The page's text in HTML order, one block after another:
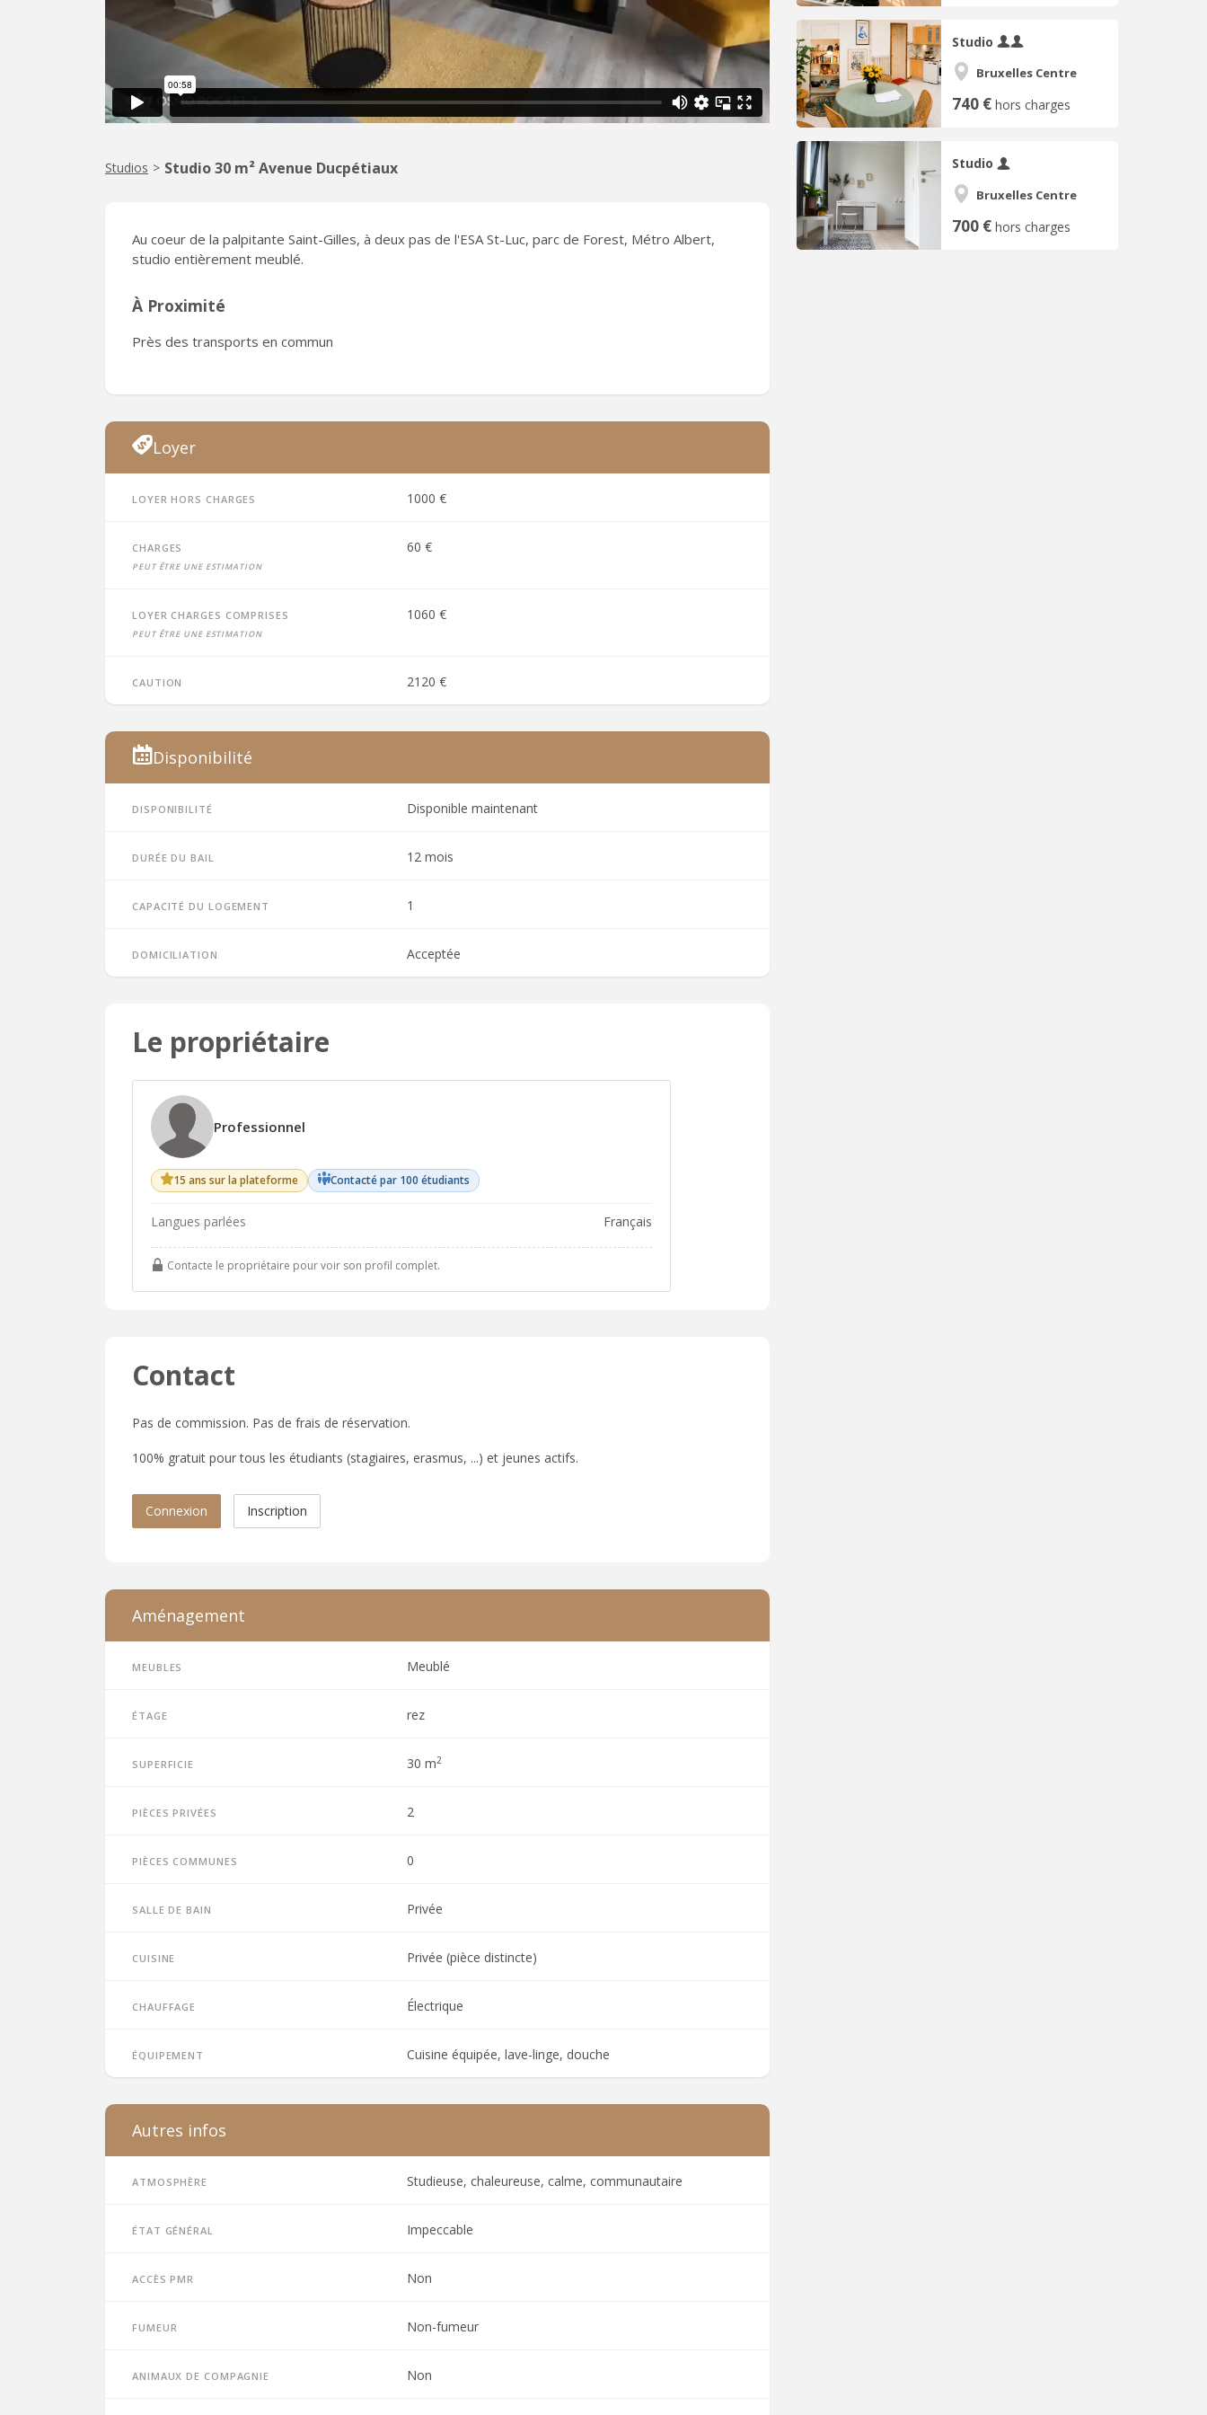
Studio
Bruxelles Centre
740 € hors charges
Studio
Bruxelles Centre
700 € hors charges
Studios > Studio 30 m² Avenue Ducpétiaux
Au coeur de la palpitante Saint-Gilles, à deux pas de l'ESA St-Luc, parc de Forest, Métro Albert,
studio entièrement meublé.
À Proximité
Près des transports en commun
Loyer
Loyer hors charges 1000 €
Charges
peut être une estimation
60 €
Loyer charges comprises
peut être une estimation
1060 €
Caution 2120 €
Disponibilité
Disponibilité Disponible maintenant
Durée du bail 12 mois
Capacité du logement 1
Domiciliation Acceptée
Le propriétaire
Professionnel
15 ans sur la plateforme Contacté par 100 étudiants
Langues parlées français
Contacte le propriétaire pour voir son profil complet.
Contact
Pas de commission. Pas de frais de réservation.
100% gratuit pour tous les étudiants (stagiaires, erasmus, ...) et jeunes actifs.
Connexion Inscription
Aménagement
Meubles Meublé
Étage rez
Superficie 30 m2
Pièces privées 2
Pièces communes 0
Salle de bain Privée
Cuisine Privée (pièce distincte)
Chauffage Électrique
Équipement Cuisine équipée, lave-linge, douche
Autres infos
Atmosphère Studieuse, chaleureuse, calme, communautaire
État général Impeccable
Accès PMR Non
Fumeur Non-fumeur
Animaux de compagnie Non